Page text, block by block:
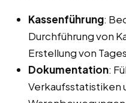
Kassenführung:
Durchführung von
Erstellung von
Dokumentation:
Verkaufsstatistiken